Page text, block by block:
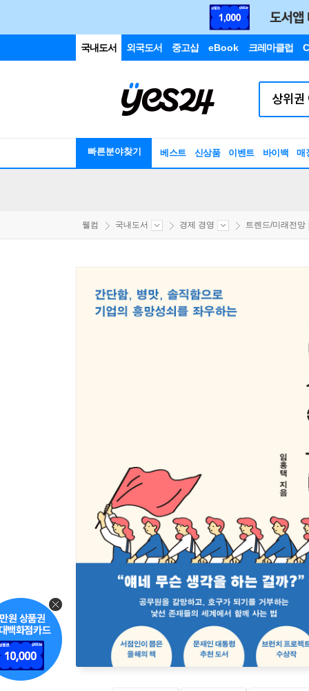
국내도서 외국도서 중고샵 eBook 크레마클럽
빠른분야찾기 베스트 신상품 이벤트 바이백 매
웰컴 국내도서 경제 경영 트렌드/미래전망